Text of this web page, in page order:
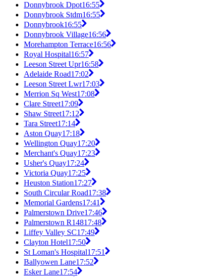
Donnybrook Dpot16:55
Donnybrook Stdm16:55
Donnybrook16:55
Donnybrook Village16:56
Morehampton Terrace16:56
Royal Hospital16:57
Leeson Street Upr16:58
Adelaide Road17:02
Leeson Street Lwr17:03
Merrion Sq West17:08
Clare Street17:09
Shaw Street17:12
Tara Street17:14
Aston Quay17:18
Wellington Quay17:20
Merchant's Quay17:23
Usher's Quay17:24
Victoria Quay17:25
Heuston Station17:27
South Circular Road17:38
Memorial Gardens17:41
Palmerstown Drive17:46
Palmerstown R14817:48
Liffey Valley SC17:49
Clayton Hotel17:50
St Loman's Hospital17:51
Ballyowen Lane17:52
Esker Lane17:54